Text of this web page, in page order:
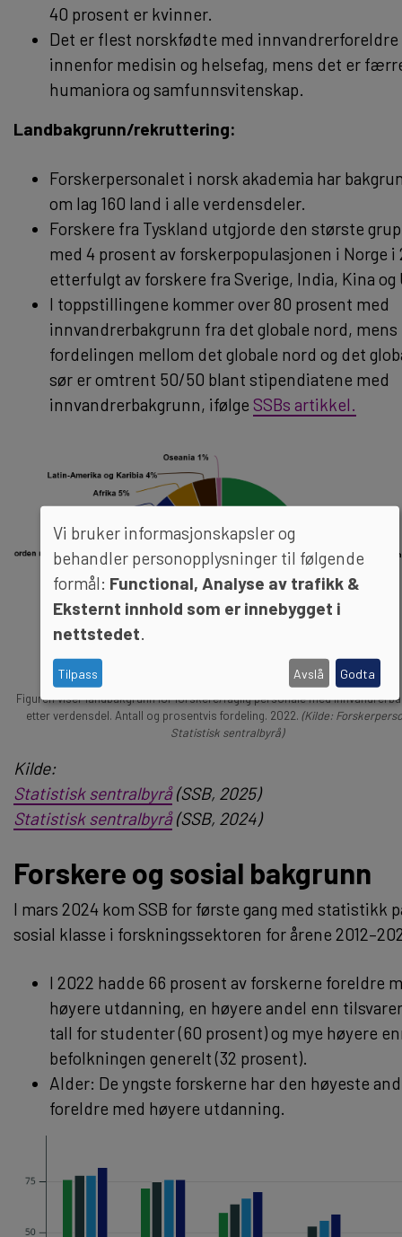
40 prosent er kvinner.
Det er flest norskfødte med innvandrerforeldre
innenfor medisin og helsefag, mens det er
humaniora og samfunnsvitenskap.
Landbakgrunn/rekruttering:
Forskerpersonalet i norsk akademia har
om lag 160 land i alle verdensdeler.
Forskere fra Tyskland utgjorde den største
med 4 prosent av forskerpopulasjonen i Norge i
etterfulgt av forskere fra Sverige, India, Kina og
I toppstillingene kommer over 80 prosent med
innvandrerbakgrunn fra det globale nord, mens
fordelingen mellom det globale nord og det
sør er omtrent 50/50 blant stipendiatene med
innvandrerbakgrunn, ifølge SSBs artikkel.
Figuren viser landbakgrunn for forskere/faglig personale med
etter verdensdel. Antall og prosentvis fordeling. 2022. (Kilde:
Statistisk sentralbyrå)
Kilde:
Statistisk sentralbyrå(SSB, 2025)
Statistisk sentralbyrå(SSB, 2024)
Forskere og sosial bakgrunn
I mars 2024 kom SSB for første gang med statistikk
sosial klasse i forskningssektoren for årene
I 2022 hadde 66 prosent av forskerne foreldre
høyere utdanning, en høyere andel enn
tall for studenter (60 prosent) og mye høyere
befolkningen generelt (32 prosent).
Alder: De yngste forskerne har den høyeste
foreldre med høyere utdanning.
Vi bruker informasjonskapsler og
behandler personopplysninger til følgende
formål: Functional, Analyse av trafikk &
Eksternt innhold som er innebygget i
nettstedet.
Tilpass Avslå Godta